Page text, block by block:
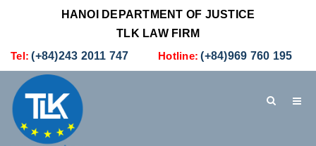
HANOI DEPARTMENT OF JUSTICE
TLK LAW FIRM
Tel: (+84)243 2011 747 Hotline: (+84)969 760 195